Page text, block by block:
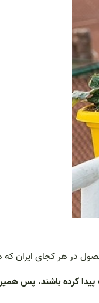
در هر کجای ایران
کرده باشند. پس